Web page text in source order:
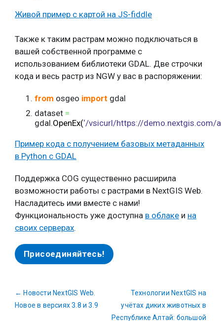
Живой пример с картой на JS-fiddle
Также к таким растрам можно подключаться в
вашей собственной программе с
использованием библиотеки GDAL. Две строчки
кода и весь растр из NGW у вас в распоряжении:
from osgeo import gdal
dataset =
gdal.OpenEx(‘/vsicurl/https://demo.nextgis.com/
Пример кода с получением базовых метаданных
в Python с GDAL
Поддержка COG существенно расширила
возможности работы с растрами в NextGIS Web.
Насладитесь ими вместе с нами!
Функциональность уже доступна в облаке и на
своих серверах.
Присоединяйтесь!
← Новости NextGIS Web.
Новое в версиях 3.8 и 3.9
Технологии NextGIS на
учётах диких животных в
Республике Алтай: большой